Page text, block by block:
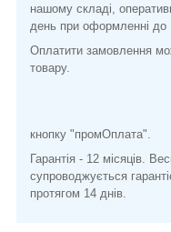
нашому складі,
день при оформленні до
Оплатити замовлення
товару.
2. За
3. На
кнопку "промОплата".
Гарантія - 12 місяців.
супроводжується
протягом 14 днів.